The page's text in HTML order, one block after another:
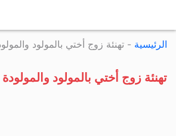
إلى
المحتوى
الرئيسية - تهنئة زوج أختي بالمولود
تهنئة زوج أختي بالمولود والمولودة